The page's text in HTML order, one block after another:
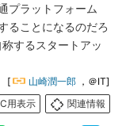
プラットフォーム
ることになるのだろ
するスタートアッ
[ 山崎潤一郎 ，＠IT]
用表示
関連情報